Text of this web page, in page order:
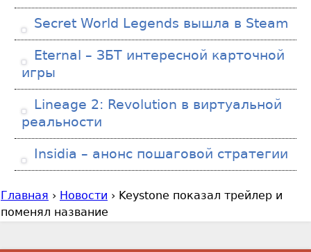
Secret World Legends вышла в Steam
Eternal – ЗБТ интересной карточной
игры
Lineage 2: Revolution в виртуальной
реальности
Insidia – анонс пошаговой стратегии
В
ы
Главная › Новости › Keystone показал трейлер и
поменял название